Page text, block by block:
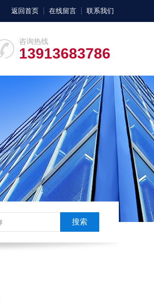
返回首页 在线留言 联系我们
咨询热线
13913683786